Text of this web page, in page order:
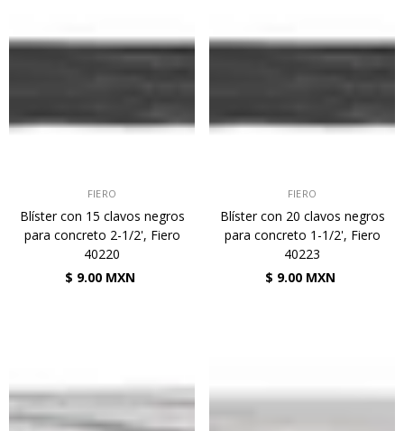
FIERO
Blíster con 15 clavos negros
para concreto 2-1/2', Fiero
40220
$ 9.00 MXN
FIERO
Blíster con 20 clavos negros
para concreto 1-1/2', Fiero
40223
$ 9.00 MXN